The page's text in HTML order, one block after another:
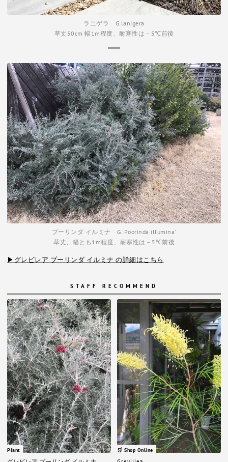
ラニゲラ G.lanigera
草丈50cm 幅1m程度、耐寒性は－5℃前後
プーリンダ イルミナ G.'Poorinda illumina'
草丈、幅とも1m程度、耐寒性は－5℃前後
▶グレビレア プーリンダ イルミナ の詳細はこちら
STAFF RECOMMEND
Plant 🛒 Shop Online